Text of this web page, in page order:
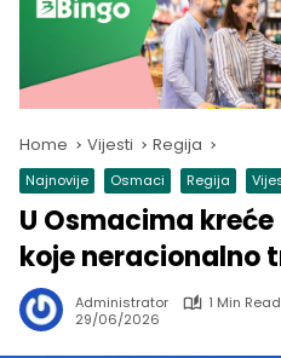
Home Vijesti Regija
Najnovije Osmaci Regija
U Osmacima
koje neracionalno
Administrator
1 Min Read
29/06/2026